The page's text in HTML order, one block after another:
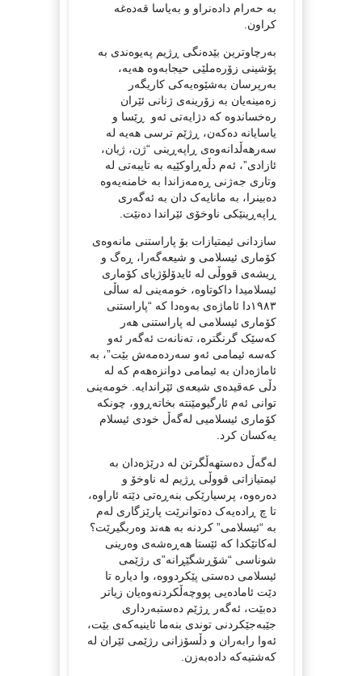
بە حەرام دادەنراو و بەیاسا قەدەغە
کراون.
بەرچاوترین بێدەنگی ڕژیم پەیوەندی بە
پۆشینی زۆرەملێی حیجابەوە هەیە،
بەرپرسان بەشێوەیەکی کاریگەر
زەمینەیان بە زۆرینەی ژنانی ئێران
رەخساندوە کە دژایەتی ئەو ڕێسا و
یاسایانە دەکەن، ڕژێم ترسی هەیە لە
سەرهەڵدانەوەی ڕاپەڕینی “ژن، ژیان،
ئازادی”، ئەم دڵەڕاوکێیە بە تایبەتی لە
وتاری جەژنی ڕەمەزاندا بە خامنەیەوە
دەبینرا، بە مانایەک دان بە ئەگەری
ڕاپەڕینێکی ناوخۆی ئێراندا دەنێت.
سازدانی ئیمتیازات بۆ پاراستنی مانەوەی
کۆماری ئیسلامی و شیعەگەرا، ڕەگ و
ڕیشەی قووڵی لە ئایدۆلۆژیای کۆماری
ئیسلامیدا داکوتاوە، خومەینی لە ساڵی
١٩٨٣دا ئاماژەی بەوەدا کە “پاراستنی
کۆماری ئیسلامی لە پاراستنی هەر
کەسێک گرنگترە، تەنانەت ئەگەر ئەو
کەسە ئیمامی ئەو سەردەمەش بێت”، بە
ئاماژەدان بە ئیمامی دوانزەهەم کە لە
دڵی عەقیدەی شیعەی ئێراندایە. خومەینی
توانی ئەم ئارگیومێنتە بخاتەڕوو، چونکە
کۆماری ئیسلامیی لەگەڵ خودی ئیسلام
یەکسان کرد.
لەگەڵ دەستهەڵگرتن لە درێژەدان بە
ئیمتیازاتی قووڵی ڕژیم لە ناوخۆ و
دەرەوە، پرسیارێکی بنەڕەتی دێتە ئاراوە،
تا چ ڕادەیەک دەتوانرێت پارێزگاری لەم
بە “ئیسلامی” کردنە بە هەند وەربگیرێت؟
لەکاتێکدا کە ئێستا هەڕەشەی وەرینی
شوناسی “شۆڕشگێڕانە”ی رژێمی
ئیسلامی دەستی پێکردووە، وا دیارە تا
دێت ئامادەیی پووچەڵکردنەوەیان زیاتر
دەبێت، ئەگەر ڕژێم دەستبەرداری
جێبەجێکردنی توندی بنەما ئاینیەکەی بێت،
ئەوا رابەران و دڵسۆزانی رژێمی ئێران لە
کەشتیەکە دادەبەزن.